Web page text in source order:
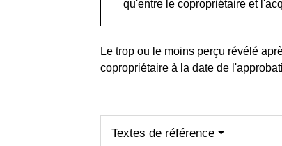
qu'entre le copropriétaire et
Le trop ou le moins perçu révélé
copropriétaire à la date de
Textes de référence